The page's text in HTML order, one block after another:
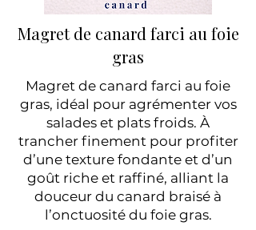
Magret de canard farci au foie
gras
Magret de canard farci au foie
gras, idéal pour agrémenter vos
salades et plats froids. À
trancher finement pour profiter
d’une texture fondante et d’un
goût riche et raffiné, alliant la
douceur du canard braisé à
l’onctuosité du foie gras.